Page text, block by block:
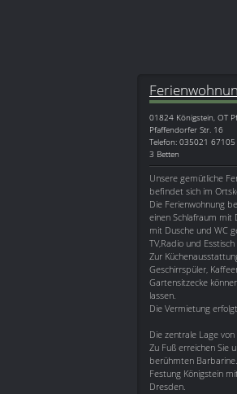
01824 Königstein, OT
Pfaffendorfer Str. 16
Telefon: 035021 67105
3 Betten
Unsere gemütliche
befindet sich im
Die Ferienwohnung
einen Schlafraum mit
mit Dusche und WC
TV,Radio und
Zur
Geschirrspüler,
Gartensitzecke
lassen.
Die Vermietung
Die zentrale Lage von
Zu Fuß erreichen Sie
berühmten
Festung Königstein
Dresden.